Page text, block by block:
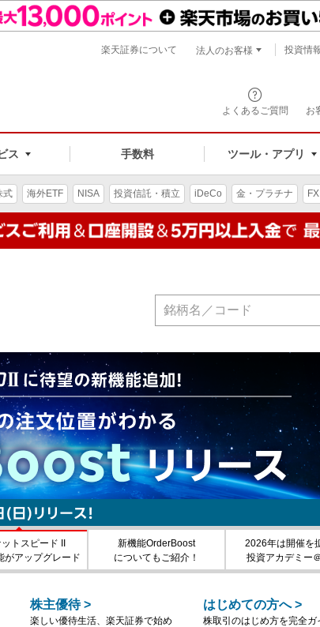
よくあるご質問 お
ス 手数料 ツール・アプリ
楽天証券について 法人のお客様 投資情
式 海外ETF NISA 投資信託・積立 iDeCo 金・プラチナ FX
トスピード II
がアップグレード
新機能OrderBoost
についてもご紹介！
2026年は開催を
投資アカデミー
株主優待>
楽しい優待生活、楽天証券で始め
はじめての方へ>
株取引のはじめ方を完全ガ